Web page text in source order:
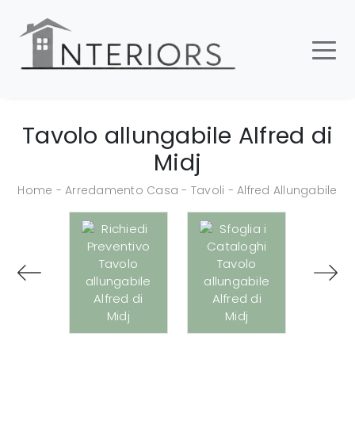
Tavolo allungabile Alfred di
Midj
Home -Arredamento Casa - Tavoli -Alfred Allungabile